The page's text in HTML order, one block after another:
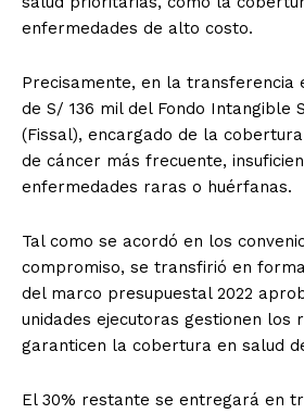
enfermedades de alto costo.
Precisamente, en la transferencia
de S/ 136 mil del Fondo Intangible
(Fissal), encargado de la
de cáncer más frecuente,
enfermedades raras o huérfanas.
Tal como se acordó en los
compromiso, se transfirió en
del marco presupuestal 2022
unidades ejecutoras gestionen los
garanticen la cobertura en salud
El 30% restante se entregará en